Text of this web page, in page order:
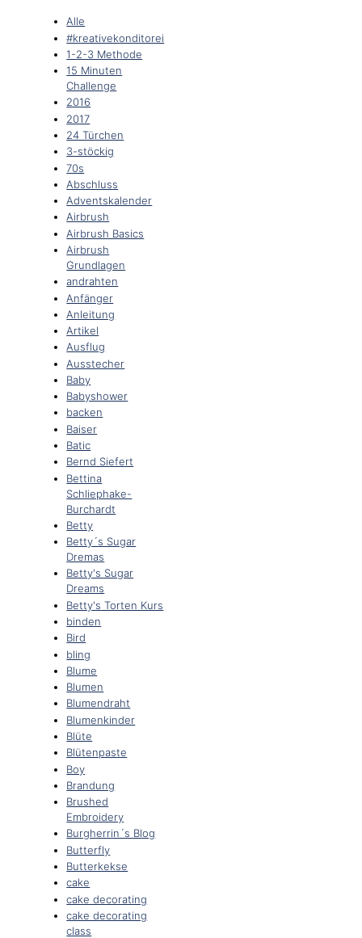
Alle
#kreativekonditorei
1-2-3 Methode
15 Minuten
Challenge
2016
2017
24 Türchen
3-stöckig
70s
Abschluss
Adventskalender
Airbrush
Airbrush Basics
Airbrush
Grundlagen
andrahten
Anfänger
Anleitung
Artikel
Ausflug
Ausstecher
Baby
Babyshower
backen
Baiser
Batic
Bernd Siefert
Bettina
Schliephake-
Burchardt
Betty
Betty´s Sugar
Dremas
Betty's Sugar
Dreams
Betty's Torten Kurs
binden
Bird
bling
Blume
Blumen
Blumendraht
Blumenkinder
Blüte
Blütenpaste
Boy
Brandung
Brushed
Embroidery
Burgherrin´s Blog
Butterfly
Butterkekse
cake
cake decorating
cake decorating
class